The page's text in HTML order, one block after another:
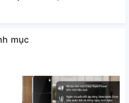
mục